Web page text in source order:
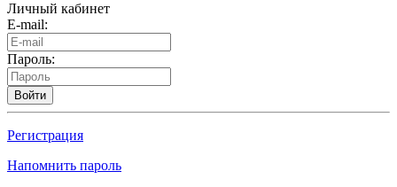
Личный кабинет
E-mail:
Пароль:
Войти
Регистрация
Напомнить пароль